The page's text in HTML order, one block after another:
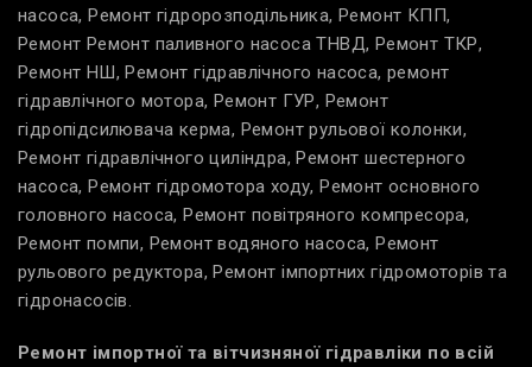
насоса, Ремонт гідророзподільника, Ремонт КПП,
Ремонт Ремонт паливного насоса ТНВД, Ремонт ТКР,
Ремонт НШ, Ремонт гідравлічного насоса, ремонт
гідравлічного мотора, Ремонт ГУР, Ремонт
гідропідсилювача керма, Ремонт рульової колонки,
Ремонт гідравлічного циліндра, Ремонт шестерного
насоса, Ремонт гідромотора ходу, Ремонт основного
головного насоса, Ремонт повітряного компресора,
Ремонт помпи, Ремонт водяного насоса, Ремонт
рульового редуктора, Ремонт імпортних гідромоторів та
гідронасосів.
Ремонт імпортної та вітчизняної гідравліки по всій